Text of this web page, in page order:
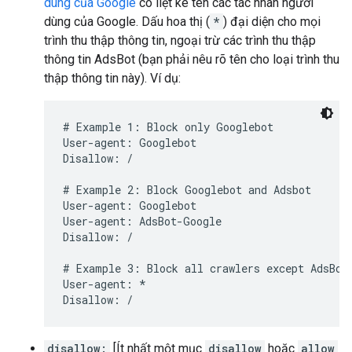
dùng của Google. Dấu hoa thị ( * ) đại diện cho mọi
trình thu thập thông tin, ngoại trừ các trình thu thập
thông tin AdsBot (bạn phải nêu rõ tên cho loại trình thu
thập thông tin này). Ví dụ:
# Example 1: Block only Googlebot
User-agent: Googlebot
Disallow: /
# Example 2: Block Googlebot and Adsbot
User-agent: Googlebot
User-agent: AdsBot-Google
Disallow: /
# Example 3: Block all crawlers except
User-agent: *
Disallow: /
disallow: [Ít nhất một mục disallow hoặc allow